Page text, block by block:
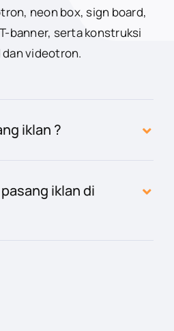
neon box, sign board,
banner, serta konstruksi
videotron.
iklan ?
iklan di